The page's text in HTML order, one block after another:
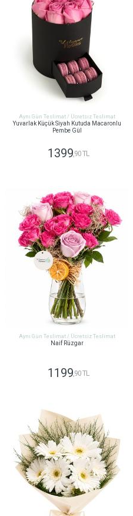
Aynı Gün Teslimat / Ücretsiz Teslimat
Yuvarlak Küçük Siyah Kutuda Macaronlu
Pembe Gül
1399,90 TL
Aynı Gün Teslimat / Ücretsiz Teslimat
Naif Rüzgar
1199 ,90 TL